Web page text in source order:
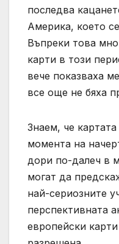
последва
Америка, което
Въпреки това
карти в този
вече показваха
все още не бяха
Знаем, че
момента на
дори по-далеч в
могат да
най-сериозните
перспективната
европейски